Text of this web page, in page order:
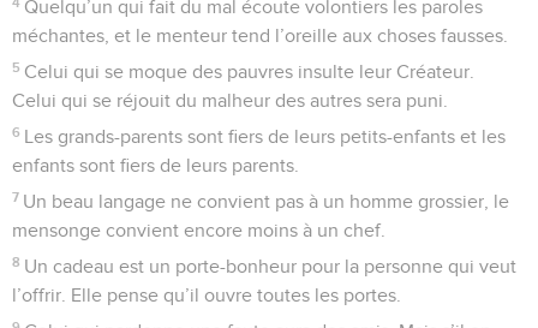
Quelqu’un qui fait du mal écoute volontiers les paroles
méchantes, et le menteur tend l’oreille aux choses fausses.
5 Celui qui se moque des pauvres insulte leur Créateur.
Celui qui se réjouit du malheur des autres sera puni.
6 Les grands-parents sont fiers de leurs petits-enfants et les
enfants sont fiers de leurs parents.
7 Un beau langage ne convient pas à un homme grossier, le
mensonge convient encore moins à un chef.
8 Un cadeau est un porte-bonheur pour la personne qui veut
l’offrir. Elle pense qu’il ouvre toutes les portes.